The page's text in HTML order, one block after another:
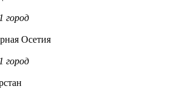
1 город
Осетия
1 город